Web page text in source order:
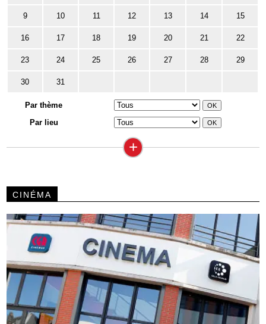
9 10 11 12 13 14 15
16 17 18 19 20 21 22
23 24 25 26 27 28 29
30 31
Par thème
Par lieu
+
CINÉMA